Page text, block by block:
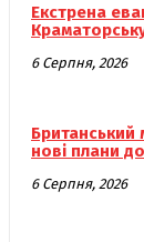
Екстрена
6 Серпня, 2026
Британський
нові плани
6 Серпня, 2026